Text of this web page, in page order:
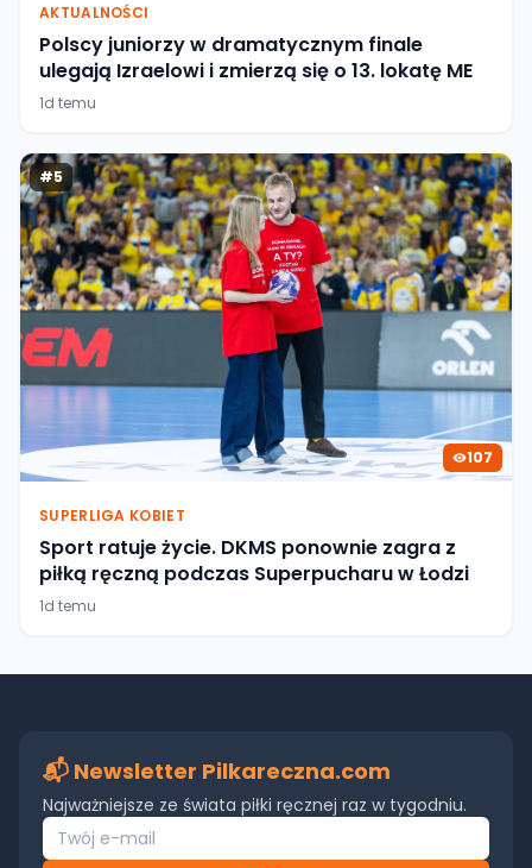
AKTUALNOŚCI
Polscy juniorzy w dramatycznym finale
ulegają Izraelowi i zmierzą się o 13. lokatę ME
1d temu
#5
107
SUPERLIGA KOBIET
Sport ratuje życie. DKMS ponownie zagra z
piłką ręczną podczas Superpucharu w Łodzi
1d temu
📬 Newsletter Pilkareczna.com
Najważniejsze ze świata piłki ręcznej raz w tygodniu.